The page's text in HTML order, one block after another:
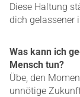
Diese Haltung
dich gelassener
Was kann ich
Mensch tun?
Übe, den
unnötige